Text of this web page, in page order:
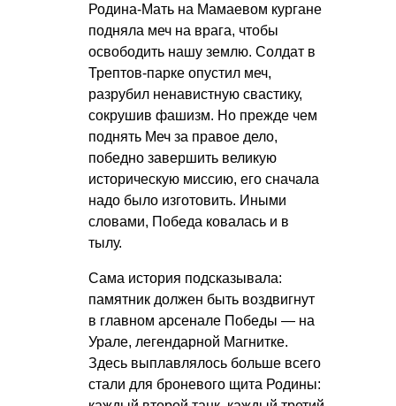
Родина-Мать на Мамаевом кургане
подняла меч на врага, чтобы
освободить нашу землю. Солдат в
Трептов-парке опустил меч,
разрубил ненавистную свастику,
сокрушив фашизм. Но прежде чем
поднять Меч за правое дело,
победно завершить великую
историческую миссию, его сначала
надо было изготовить. Иными
словами, Победа ковалась и в
тылу.
Сама история подсказывала:
памятник должен быть воздвигнут
в главном арсенале Победы — на
Урале, легендарной Магнитке.
Здесь выплавлялось больше всего
стали для броневого щита Родины: